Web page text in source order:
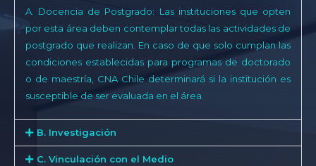
A. Docencia de Postgrado: Las instituciones que opten
por esta área deben contemplar todas las actividades de
postgrado que realizan. En caso de que solo cumplan las
condiciones establecidas para programas de doctorado
o de maestría, CNA Chile determinará si la institución es
susceptible de ser evaluada en el área.
B. Investigación
C. Vinculación con el Medio